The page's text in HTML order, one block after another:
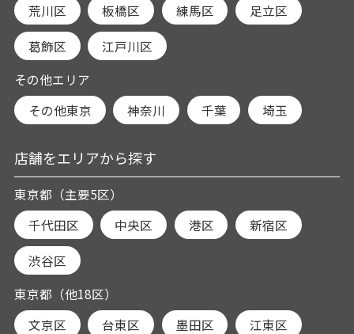
荒川区 板橋区 練馬区 足立区
葛飾区
江戸川区
その他エリア
その他東京
神奈川 千葉 埼玉
店舗をエリアから探す
東京都（主要5区）
千代田区
中央区 港区 新宿区
渋谷区
東京都（他18区）
文京区
台東区 墨田区 江東区